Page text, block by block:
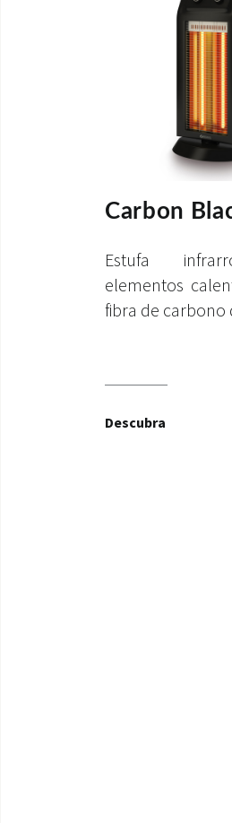
Carbon
Estufa
elementos
fibra de carbono
Descubra